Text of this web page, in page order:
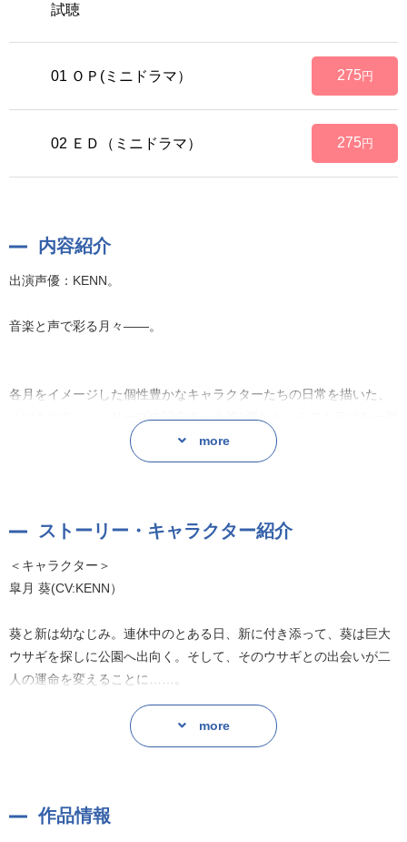
試聴
01 ＯＰ(ミニドラマ） 275 円
02 ＥＤ（ミニドラマ） 275 円
内容紹介
出演声優：KENN。
音楽と声で彩る月々——。
各月をイメージした個性豊かなキャラクターたちの日常を描いた、
「ツキウタ。」シリーズの記念すべき第1弾から、ミニドラマを一挙
※ポケットドラマCDでの配信は、ミニドラマのみとなります。楽曲
は含まれておりません。
ドラマCD「ツキウタ。」シリーズ一覧へ
more
ストーリー・キャラクター紹介
＜キャラクター＞
皐月 葵(CV:KENN）
葵と新は幼なじみ。連休中のとある日、新に付き添って、葵は巨大
ウサギを探しに公園へ出向く。そして、そのウサギとの出会いが二
人の運命を変えることに……。
more
作品情報